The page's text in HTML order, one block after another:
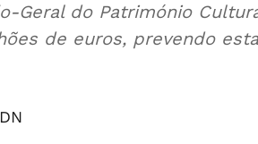
Geral do Património
de euros, prevendo